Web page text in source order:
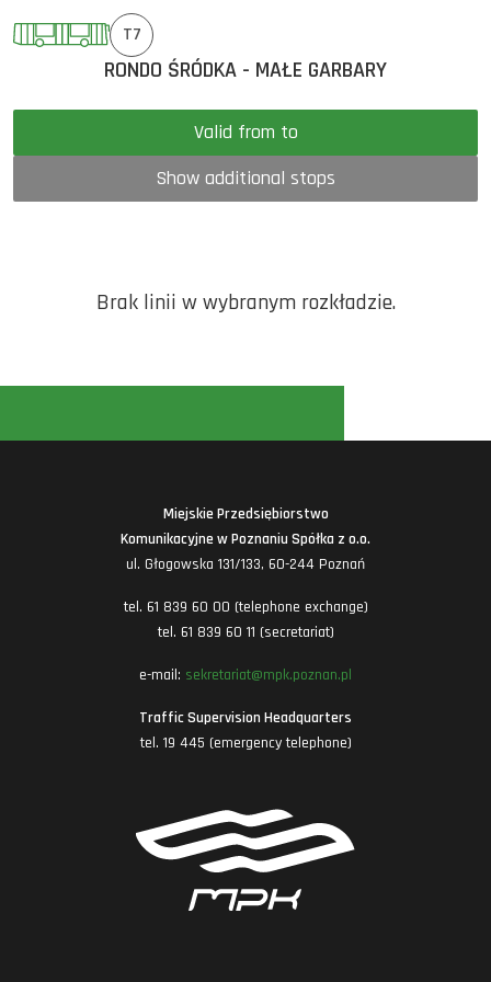
T7
RONDO ŚRÓDKA - MAŁE GARBARY
Valid from to
Show additional stops
Brak linii w wybranym rozkładzie.
Miejskie Przedsiębiorstwo
Komunikacyjne w Poznaniu Spółka z o.o.
ul. Głogowska 131/133, 60-244 Poznań
tel. 61 839 60 00 (telephone exchange)
tel. 61 839 60 11 (secretariat)
e-mail: sekretariat@mpk.poznan.pl
Traffic Supervision Headquarters
tel. 19 445 (emergency telephone)